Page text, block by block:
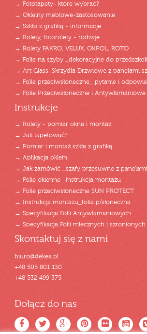
→ Fototapety- które wybrać?
→ Okleiny meblowe-zastosowanie
→ Szkło z grafiką - informacje
→ Rolety, fotorolety - rodzaje
→ Rolety FAKRO, VELUX, OKPOL, ROTO
→ Folie na szyby _dekoracyjne do
→ Art Glass_Skrzydła Drzwiowe z panelami
→ Folie przeciwsłoneczne_ pytanie i
→ Folie Przeciwsłoneczne i Antywłamaniowe
Instrukcje
→ Rolety - pomiar okna i montaż
→ Jak tapetować?
→ Pomiar i montaż szkła z grafiką
→ Aplikacja oklein
→ Jak zamówić _szafy przesuwne z
→ Folie okienne _instrukcja montażu
→ Folie przeciwsłoneczne SUN PROTECT
→ Instrukcja montażu_folia p/słoneczna
→ Specyfikacja Folii Antywłamaniowych
→ Specyfikacja Folii mlecznych i szronionych
Skontaktuj się z nami
biuro@dekea.pl
+48 505 801 130
+48 532 499 375
Dołącz do nas